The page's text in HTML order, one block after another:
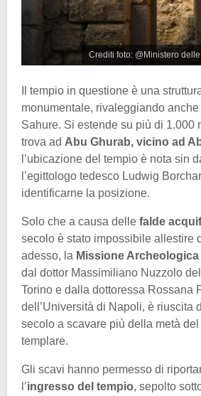
Crediti foto: @Ministero
Il tempio in questione è una
monumentale, rivaleggiando
Sahure. Si estende su più di 1.000
trova ad Abu Ghurab, vicino ad
l’ubicazione del tempio è nota sin
l’egittologo tedesco Ludwig
identificarne la posizione.
Solo che a causa delle falde
secolo è stato impossibile allestire
adesso, la Missione
dal dottor Massimiliano Nuzzolo
Torino e dalla dottoressa Rossana
dell’Università di Napoli, è riuscita
secolo a scavare più della metà
templare.
Gli scavi hanno permesso di
l’ingresso del tempio, sepolto